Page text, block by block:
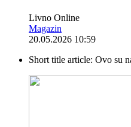
Livno Online
Magazin
20.05.2026 10:59
Short title article: Ovo su